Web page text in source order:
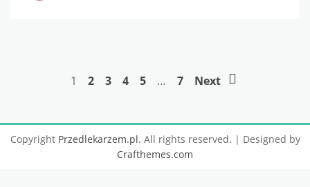
1 2 3 4 5 … 7 Next
Copyright Przedlekarzem.pl. All rights reserved. | Designed by
Crafthemes.com